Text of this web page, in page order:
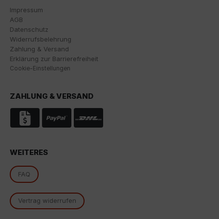
Impressum
AGB
Datenschutz
Widerrufsbelehrung
Zahlung & Versand
Erklärung zur Barrierefreiheit
Cookie-Einstellungen
ZAHLUNG & VERSAND
WEITERES
FAQ
Vertrag widerrufen
Es besteht insbesondere das Risiko, dass Ihre Daten
Überwachungszwecken, möglicherweise ohne
Rechtsmittel, verarbeitet werden. Wenn Sie auf "Nur
essenzielle Cookies akzeptieren" klicken, findet die
oben beschriebene Übertragung nicht statt.